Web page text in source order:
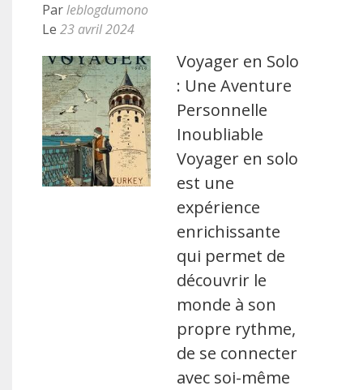
Parleblogdumono
Le 23 avril 2024
Voyager en Solo
: Une Aventure
Personnelle
Inoubliable
Voyager en solo
est une
expérience
enrichissante
qui permet de
découvrir le
monde à son
propre rythme,
de se connecter
avec soi-même